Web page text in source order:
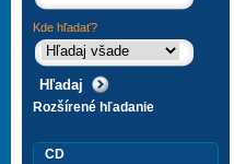
Kde hľadať?
Rozšírené hľadanie
CD